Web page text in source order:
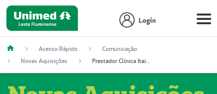
Login
Acesso Rápido
Comunicação
Novas Aquisições
Prestador Clínica Itaipú Ltda (51004348-2)